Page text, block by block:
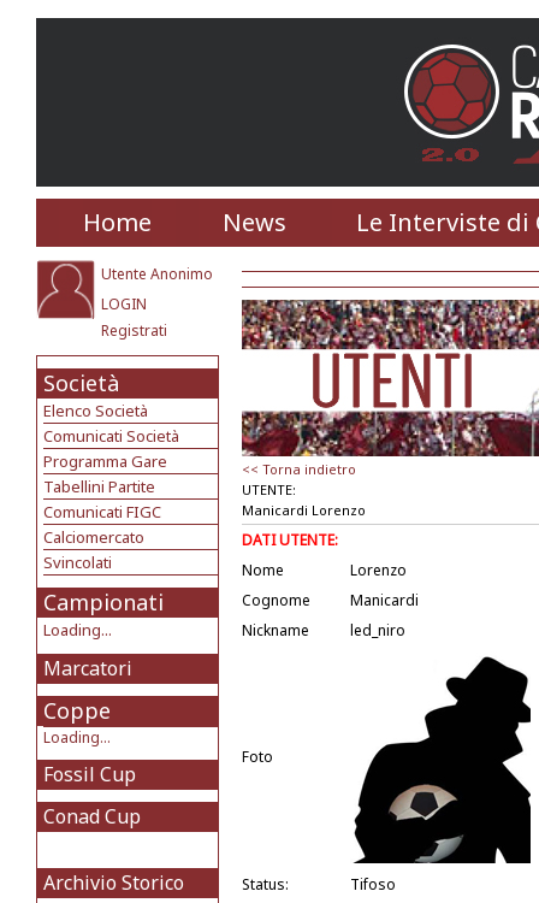
Home News Le Interviste di
Utente Anonimo
LOGIN
Registrati
Società
Elenco Società
Comunicati Società
Programma Gare
Tabellini Partite
Comunicati FIGC
Calciomercato
Svincolati
Campionati
Loading...
Marcatori
Coppe
Loading...
Fossil Cup
Conad Cup
Archivio Storico
<< Torna indietro
UTENTE:
Manicardi Lorenzo
DATI UTENTE:
Nome
Lorenzo
Cognome
Manicardi
Nickname
led_niro
Foto
Status:
Tifoso